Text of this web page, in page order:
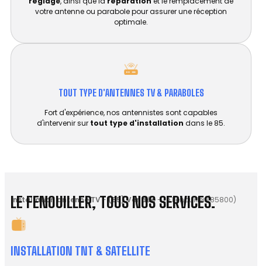
votre antenne ou parabole pour assurer une réception
optimale.
TOUT TYPE D'ANTENNES TV & PARABOLES
Fort d'expérience, nos antennistes sont capables
d'intervenir sur tout type d'installation dans le 85.
Installation antenne TV-(85) Vendée-Le Fenouiller (85800)
LE FENOUILLER, TOUS NOS SERVICES.
INSTALLATION TNT & SATELLITE